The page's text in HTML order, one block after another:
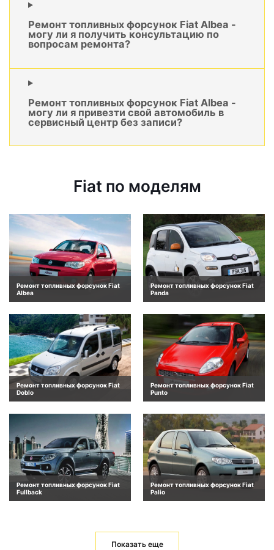
Ремонт топливных форсунок Fiat Albea -
могу ли я получить консультацию по
вопросам ремонта?
Ремонт топливных форсунок Fiat Albea -
могу ли я привезти свой автомобиль в
сервисный центр без записи?
Fiat по моделям
Ремонт топливных форсунок Fiat
Albea
Ремонт топливных форсунок Fiat
Panda
Ремонт топливных форсунок Fiat
Doblo
Ремонт топливных форсунок Fiat
Punto
Ремонт топливных форсунок Fiat
Fullback
Ремонт топливных форсунок Fiat
Palio
Показать еще